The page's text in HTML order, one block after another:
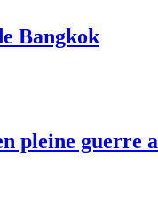
Bangkok
pleine guerre